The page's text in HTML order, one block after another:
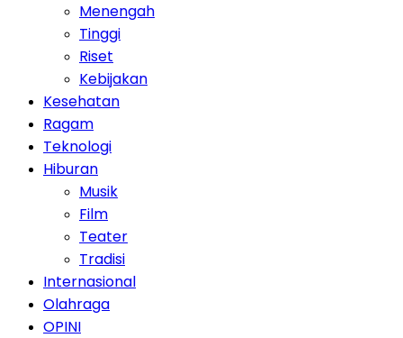
Menengah
Tinggi
Riset
Kebijakan
Kesehatan
Ragam
Teknologi
Hiburan
Musik
Film
Teater
Tradisi
Internasional
Olahraga
OPINI